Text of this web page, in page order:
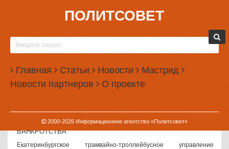
ПОЛИТСОВЕТ
Главная Статьи Новости Мастрид
Новости партнеров О проекте
2000-2026Информационное агентство «Политсовет»
18.04.2014, 18:06
СЛУХИ И ВЕРСИИ, 18 АПРЕЛЯ
Анатолий Гайда пошел в атаку Говорят, что советник губернатора
Анатолий Гайда перешел к активной фазе аппаратной войны,
цель которой — получить контроль над ключевыми постами в
«идеологическом»...
18.04.2014, 17:57
ЕКАТЕРИНБУРГСКИЕ ТРАМВАИ ОКАЗАЛИСЬ НА ГРАНИ
БАНКРОТСТВА
Екатеринбургское трамвайно-троллейбусное управление